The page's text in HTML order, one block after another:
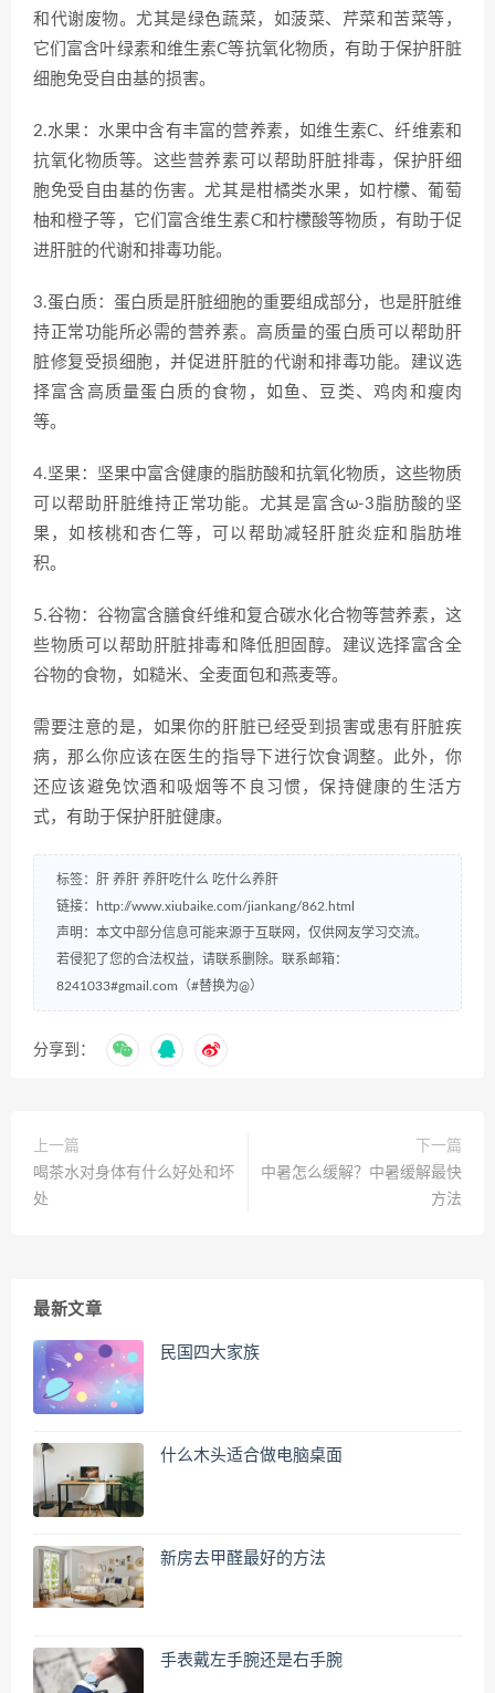
和代谢废物。尤其是绿色蔬菜，如菠菜、芹菜和苦菜等，
它们富含叶绿素和维生素C等抗氧化物质，有助于保护肝脏
细胞免受自由基的损害。
2.水果：水果中含有丰富的营养素，如维生素C、纤维素和
抗氧化物质等。这些营养素可以帮助肝脏排毒，保护肝细
胞免受自由基的伤害。尤其是柑橘类水果，如柠檬、葡萄
柚和橙子等，它们富含维生素C和柠檬酸等物质，有助于促
进肝脏的代谢和排毒功能。
3.蛋白质：蛋白质是肝脏细胞的重要组成部分，也是肝脏维
持正常功能所必需的营养素。高质量的蛋白质可以帮助肝
脏修复受损细胞，并促进肝脏的代谢和排毒功能。建议选
择富含高质量蛋白质的食物，如鱼、豆类、鸡肉和瘦肉
等。
4.坚果：坚果中富含健康的脂肪酸和抗氧化物质，这些物质
可以帮助肝脏维持正常功能。尤其是富含ω-3脂肪酸的坚
果，如核桃和杏仁等，可以帮助减轻肝脏炎症和脂肪堆
积。
5.谷物：谷物富含膳食纤维和复合碳水化合物等营养素，这
些物质可以帮助肝脏排毒和降低胆固醇。建议选择富含全
谷物的食物，如糙米、全麦面包和燕麦等。
需要注意的是，如果你的肝脏已经受到损害或患有肝脏疾
病，那么你应该在医生的指导下进行饮食调整。此外，你
还应该避免饮酒和吸烟等不良习惯，保持健康的生活方
式，有助于保护肝脏健康。
标签： 肝 养肝 养肝吃什么 吃什么养肝
链接：
http://www.xiubaike.com/jiankang/862.html
声明：本文中部分信息可能来源于互联网，仅供网友学习交流。
若侵犯了您的合法权益，请联系删除。联系邮箱：
8241033#gmail.com（#替换为@）
分享到：
上一篇
喝茶水对身体有什么好处和坏
处
下一篇
中暑怎么缓解？中暑缓解最快
方法
最新文章
民国四大家族
什么木头适合做电脑桌面
新房去甲醛最好的方法
手表戴左手腕还是右手腕